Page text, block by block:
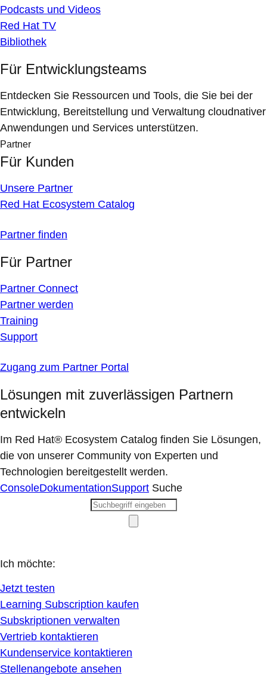
Podcasts und Videos
Red Hat TV
Bibliothek
Für Entwicklungsteams
Entdecken Sie Ressourcen und Tools, die Sie bei der
Entwicklung, Bereitstellung und Verwaltung cloudnativer
Anwendungen und Services unterstützen.
Partner
Für Kunden
Unsere Partner
Red Hat Ecosystem Catalog
Partner finden
Für Partner
Partner Connect
Partner werden
Training
Support
Zugang zum Partner Portal
Lösungen mit zuverlässigen Partnern
entwickeln
Im Red Hat® Ecosystem Catalog finden Sie Lösungen,
die von unserer Community von Experten und
Technologien bereitgestellt werden.
ConsoleDokumentationSupport Suche
Ich möchte:
Jetzt testen
Learning Subscription kaufen
Subskriptionen verwalten
Vertrieb kontaktieren
Kundenservice kontaktieren
Stellenangebote ansehen